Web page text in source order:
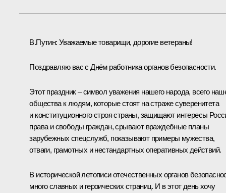
В.Путин: Уважаемые товарищи, дорогие ветераны!
Поздравляю вас с Днём работника органов безопасности.
Этот праздник – символ уважения нашего народа, всего
общества к людям, которые стоят на страже суверенитета
и конституционного строя страны, защищают интересы
права и свободы граждан, срывают враждебные планы
зарубежных спецслужб, показывают примеры мужества,
отваги, грамотных и нестандартных оперативных действий.
В исторической летописи отечественных органов
много славных и героических страниц. И в этот день хочу